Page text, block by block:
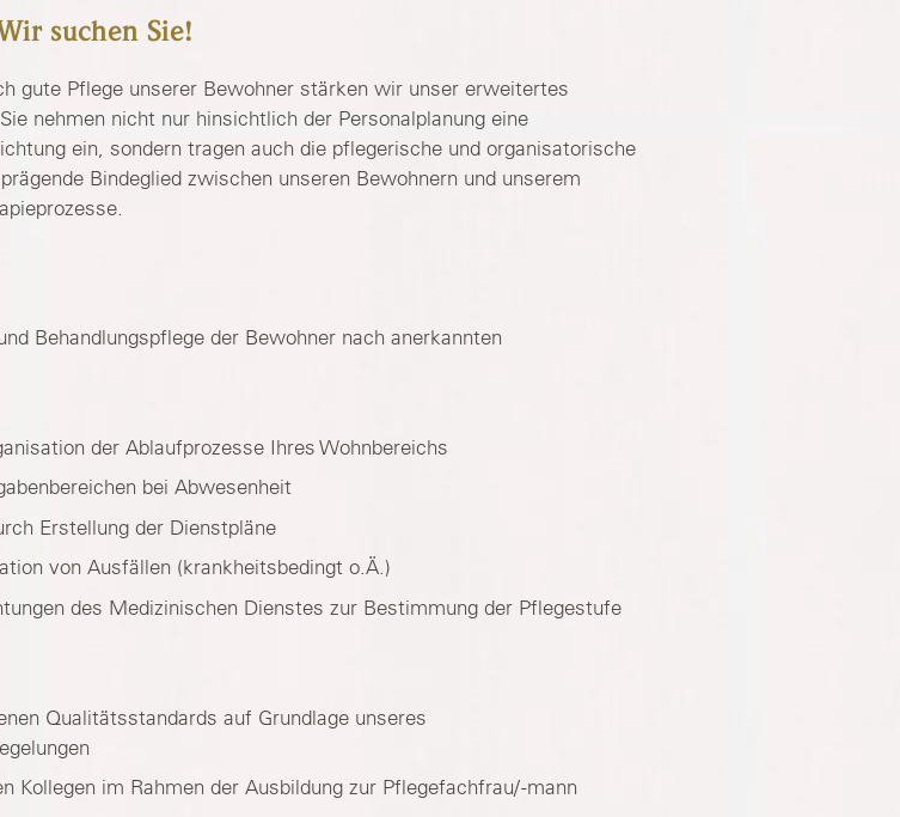
suchen Sie!
gute Pflege unserer Bewohner stärken wir unser erweitertes
nehmen nicht nur hinsichtlich der Personalplanung eine
ein, sondern tragen auch die pflegerische und organisatorische
Bindeglied zwischen unseren Bewohnern und unserem
Behandlungspflege der Bewohner nach anerkannten
der Ablaufprozesse Ihres Wohnbereichs
bei Abwesenheit
Erstellung der Dienstpläne
von Ausfällen (krankheitsbedingt o.Ä.)
des Medizinischen Dienstes zur Bestimmung der Pflegestufe
Qualitätsstandards auf Grundlage unseres
Kollegen im Rahmen der Ausbildung zur Pflegefachfrau/ -mann